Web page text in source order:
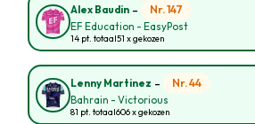
Alex Baudin - Nr. 147
EF Education - EasyPost
14 pt. totaal51 x gekozen
Lenny Martinez - Nr. 44
Bahrain - Victorious
81 pt. totaal606 x gekozen